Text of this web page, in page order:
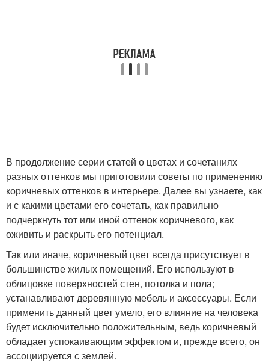
В продолжение серии статей о цветах и сочетаниях
разных оттенков мы приготовили советы по применению
коричневых оттенков в интерьере. Далее вы узнаете, как
и с какими цветами его сочетать, как правильно
подчеркнуть тот или иной оттенок коричневого, как
оживить и раскрыть его потенциал.
Так или иначе, коричневый цвет всегда присутствует в
большинстве жилых помещений. Его используют в
облицовке поверхностей стен, потолка и пола;
устанавливают деревянную мебель и аксессуары. Если
применить данный цвет умело, его влияние на человека
будет исключительно положительным, ведь коричневый
обладает успокаивающим эффектом и, прежде всего, он
ассоциируется с землей.